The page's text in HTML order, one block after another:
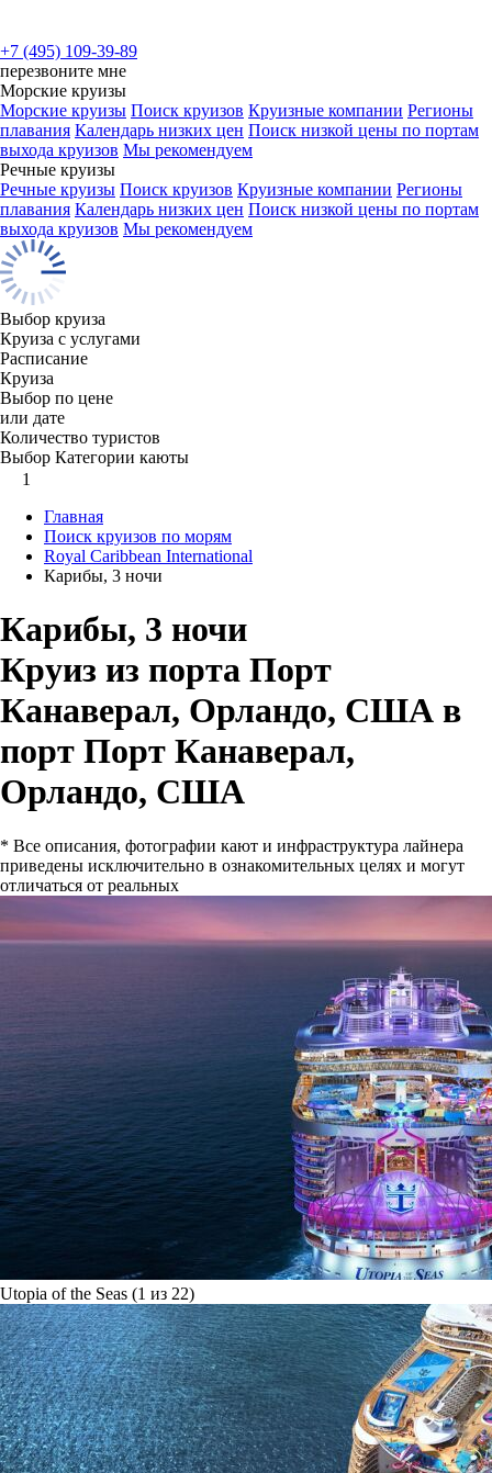
+7 (495) 109-39-89
перезвоните мне
Морские круизы
Морские круизы Поиск круизов Круизные компании Регионы
плавания Календарь низких цен Поиск низкой цены по портам
выхода круизов Мы рекомендуем
Речные круизы
Речные круизы Поиск круизов Круизные компании Регионы
плавания Календарь низких цен Поиск низкой цены по портам
выхода круизов Мы рекомендуем
Выбор круиза
Круиза с услугами
Расписание
Круиза
Выбор по цене
или дате
Количество туристов
Выбор Категории каюты
1
Главная
Поиск круизов по морям
Royal Caribbean International
Карибы, 3 ночи
Карибы, 3 ночи
Круиз из порта Порт
Канаверал, Орландо, США в
порт Порт Канаверал,
Орландо, США
* Все описания, фотографии кают и инфраструктура лайнера
приведены исключительно в ознакомительных целях и могут
отличаться от реальных
Utopia of the Seas (1 из 22)